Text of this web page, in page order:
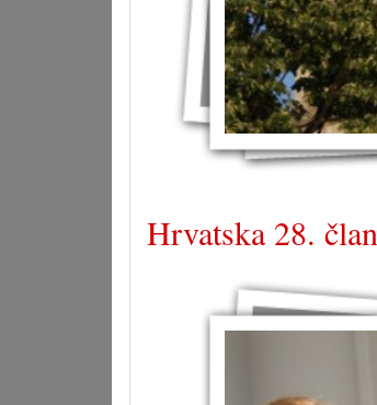
Hrvatska 28.